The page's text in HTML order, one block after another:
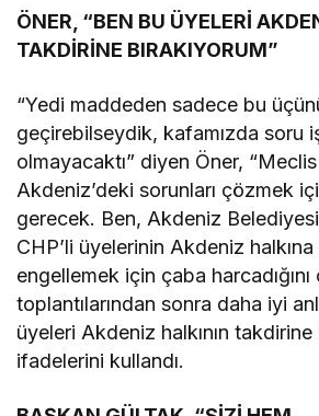
ÖNER, “BEN BU ÜYELERİ
TAKDİRİNE BIRAKIYORUM”
“Yedi maddeden sadece bu
geçirebilseydik, kafamızda soru
olmayacaktı” diyen Öner,
Akdeniz’deki sorunları çözmek
gerecek. Ben, Akdeniz
CHP’li üyelerinin Akdeniz
engellemek için çaba
toplantılarından sonra daha iyi
üyeleri Akdeniz halkının takdirine
ifadelerini kullandı.